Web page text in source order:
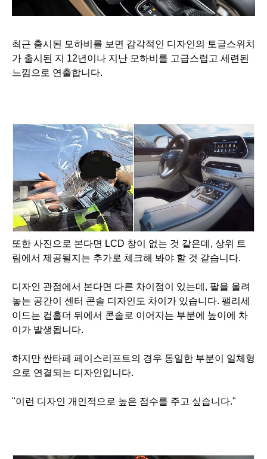
최근 출시된 모하비를 보면 감각적인 디자인의 토글스위치
가 출시된 지 12년이나 지난 모하비를 고급스럽고 세련된
느낌으로 연출합니다.
또한 사진으로 본다면 LCD 창이 없는 것 같은데, 상위 트
림에서 제공될지는 추가로 체크해 봐야 할 것 같습니다.
디자인 관점에서 본다면 다른 차이점이 있는데, 팔을 올려
놓는 공간이 센터 콘솔 디자인도 차이가 있습니다. 팰리세
이드는 컵홀더 뒤에서 콘솔로 이어지는 부분에 높이에 차
이가 발생됩니다.
하지만 싼타페 페이스리프트의 경우 동일한 부분이 일체형
으로 연결되는 디자인입니다.
"이런 디자인 개인적으로 높은 점수를 주고 싶습니다."